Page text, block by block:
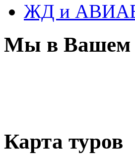
ЖД и
Мы в Вашем
Карта туров